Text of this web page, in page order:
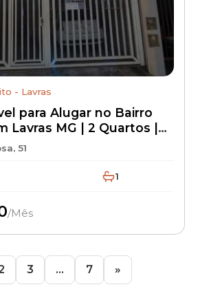
- Lavras
para Alugar no Bairro
Lavras MG | 2 Quartos |
+ IPTU + Seguro
51
1
/Mês
3 … 7 »